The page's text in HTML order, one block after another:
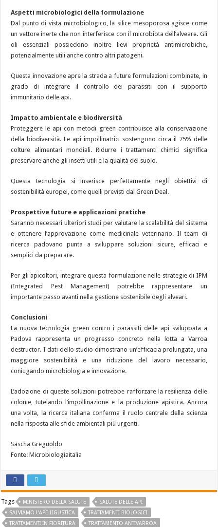
Aspetti microbiologici della formulazione
Dal punto di vista microbiologico, la silice mesoporosa agisce come
un vettore inerte che non interferisce con il microbiota dell’alveare. Gli
oli essenziali possiedono inoltre lievi proprietà antimicrobiche,
potenzialmente utili anche contro altri patogeni.
Questa innovazione apre la strada a future formulazioni combinate, in
grado di integrare il controllo dei parassiti con il supporto
immunitario delle api.
Impatto ambientale e biodiversità
Proteggere le api con metodi green contribuisce alla conservazione
della biodiversità. Le api impollinatrici sostengono circa il 75% delle
colture alimentari mondiali. Ridurre i trattamenti chimici significa
preservare anche gli insetti utili e la qualità del suolo.
Questa tecnologia si inserisce perfettamente negli obiettivi di
sostenibilità europei, come quelli previsti dal Green Deal.
Prospettive future e applicazioni pratiche
Saranno necessari ulteriori studi per valutare la scalabilità del sistema
e ottenere l’approvazione come medicinale veterinario. Il team di
ricerca padovano punta a sviluppare soluzioni sicure, efficaci e
semplici da preparare.
Per gli apicoltori, integrare questa formulazione nelle strategie di IPM
(Integrated Pest Management) potrebbe rappresentare un
importante passo avanti nella gestione sostenibile degli alveari.
Conclusioni
La nuova tecnologia green contro i parassiti delle api sviluppata a
Padova rappresenta un progresso concreto nella lotta a Varroa
destructor. I dati dello studio dimostrano un’efficacia prolungata, una
maggiore sostenibilità e una riduzione del lavoro necessario,
coniugando microbiologia e innovazione.
L’adozione di queste soluzioni potrebbe rafforzare la resilienza delle
colonie, tutelando l’impollinazione e la produzione apistica. Ancora
una volta, la ricerca italiana conferma il ruolo centrale della scienza
nella risposta alle sfide ambientali più urgenti.
Sascha Greguoldo
Fonte: Microbiologiaitalia
Tags MINISTERO DELLA SALUTE
SALUTE DELLE API
SALVIAMO L'APE LIGUSTICA
TRATTAMENTI BIOLOGICI
TRATTAMENTI IN FIORITURA
TRATTAMENTO ANTIVARROA